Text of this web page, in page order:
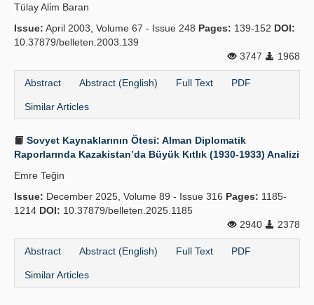
Tülay Ali̇m Baran
Issue: April 2003, Volume 67 - Issue 248 Pages: 139-152 DOI:
10.37879/belleten.2003.139
3747
1968
Abstract Abstract (English) Full Text PDF
Similar Articles
Sovyet Kaynaklarının Ötesi: Alman Diplomatik
Raporlarında Kazakistan’da Büyük Kıtlık (1930-1933) Analizi
Emre Teğin
Issue: December 2025, Volume 89 - Issue 316 Pages: 1185-
1214 DOI: 10.37879/belleten.2025.1185
2940
2378
Abstract Abstract (English) Full Text PDF
Similar Articles